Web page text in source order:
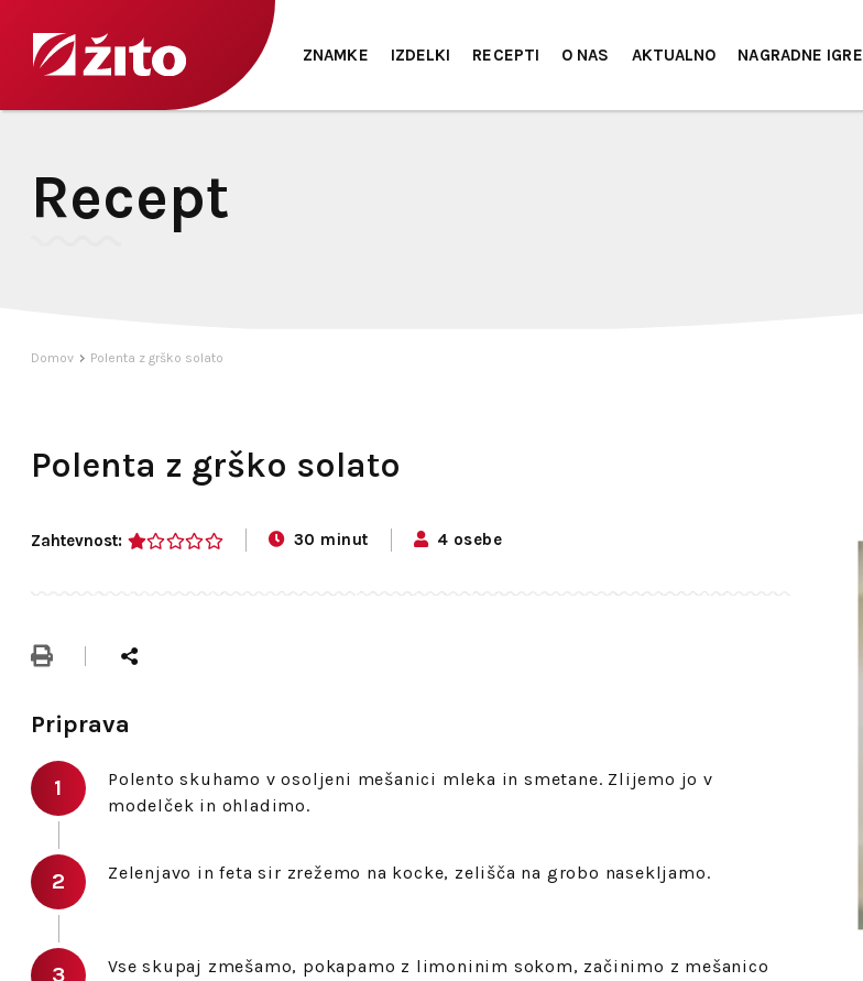
ZNAMKE IZDELKI RECEPTI O NAS AKTUALNO NAGRADNE IGRE
Recept
Domov Polenta z grško solato
Polenta z grško solato
Zahtevnost:
30 minut 4 osebe
Priprava
Polento skuhamo v osoljeni mešanici mleka in smetane. Zlijemo jo v
modelček in ohladimo.
Zelenjavo in feta sir zrežemo na kocke, zelišča na grobo nasekljamo.
Vse skupaj zmešamo, pokapamo z limoninim sokom, začinimo z mešanico